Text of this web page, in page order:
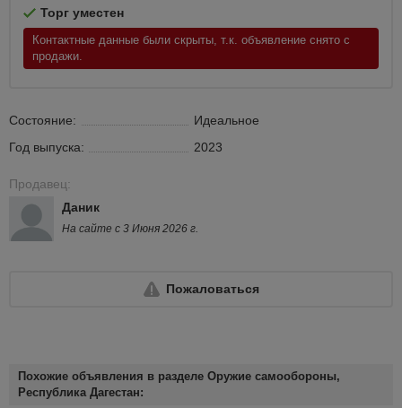
Торг уместен
Контактные данные были скрыты, т.к. объявление снято с
продажи.
Состояние:
Идеальное
Год выпуска:
2023
Продавец:
Даник
На сайте с 3 Июня 2026 г.
Пожаловаться
Похожие объявления в разделе Оружие самообороны,
Республика Дагестан: